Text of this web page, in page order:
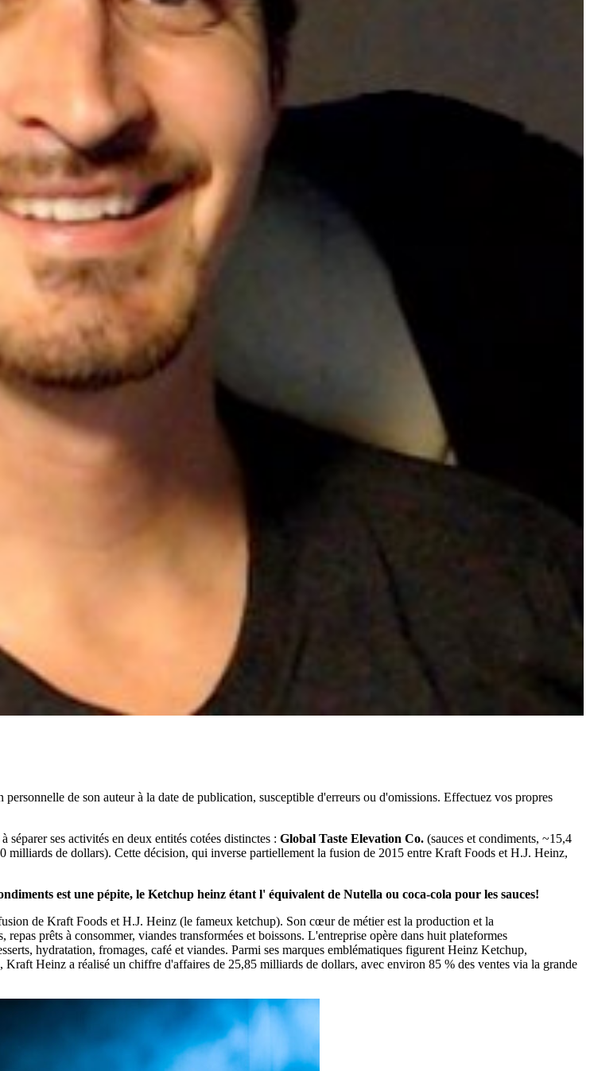
de son auteur à la date de publication, susceptible d'erreurs ou d'omissions. Effectuez vos propres
ses activités en deux entités cotées distinctes : Global Taste Elevation Co. (sauces et condiments, ~15,4
milliards de dollars). Cette décision, qui inverse partiellement la fusion de 2015 entre Kraft Foods et H.J. Heinz,
est une pépite, le Ketchup heinz étant l' équivalent de Nutella ou coca-cola pour les sauces!
de Kraft Foods et H.J. Heinz (le fameux ketchup). Son cœur de métier est la production et la
prêts à consommer, viandes transformées et boissons. L'entreprise opère dans huit plateformes
hydratation, fromages, café et viandes. Parmi ses marques emblématiques figurent Heinz Ketchup,
Heinz a réalisé un chiffre d'affaires de 25,85 milliards de dollars, avec environ 85 % des ventes via la grande